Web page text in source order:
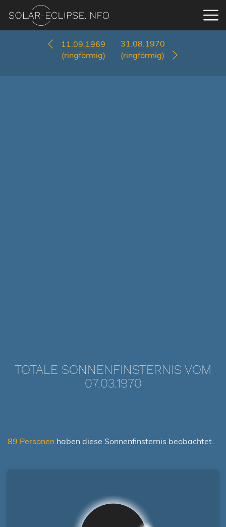
11.09.1969
(ringförmig)
31.08.1970
(ringförmig)
TOTALE SONNENFINSTERNIS VOM
07.03.1970
89 Personen haben diese Sonnenfinsternis beobachtet.